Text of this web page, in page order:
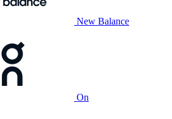
New Balance
On